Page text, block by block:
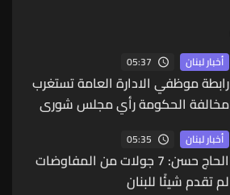
أخبار لبنان 05:37
رابطة موظفي الادارة العامة تستغرب
مخالفة الحكومة رأي مجلس شورى
الدولة ودعت الى البقاء على أتم
الاستعداد والجهوزية لتنفيذ خطوات
تصعيدية
أخبار لبنان 05:35
الحاج حسن: 7 جولات من المفاوضات
لم تقدم شيئًا للبنان